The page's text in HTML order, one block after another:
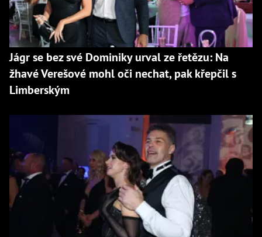
Jágr se bez své Dominiky urval ze řetězu: Na
žhavé Verešové mohl oči nechat, pak křepčil s
Limberským